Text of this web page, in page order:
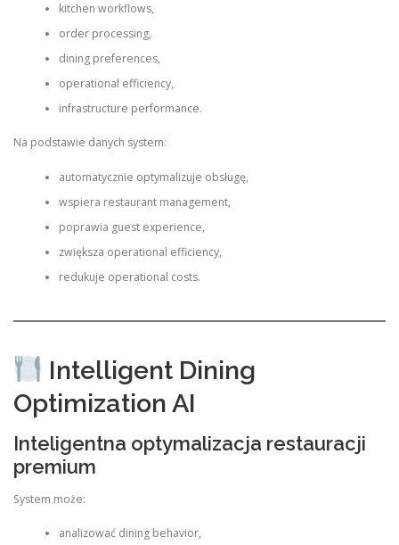
kitchen workflows,
order processing,
dining preferences,
operational efficiency,
infrastructure performance.
Na podstawie danych system:
automatycznie optymalizuje obsługę,
wspiera restaurant management,
poprawia guest experience,
zwiększa operational efficiency,
redukuje operational costs.
Intelligent Dining
Optimization AI
Inteligentna optymalizacja restauracji
premium
System może:
analizować dining behavior,